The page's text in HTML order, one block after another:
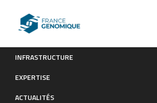
INFRASTRUCTURE
EXPERTISE
ACTUALITÉS